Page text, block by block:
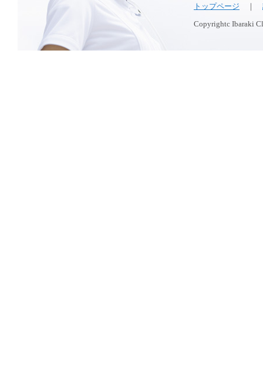
トップページ ｜
Copyrightc Ibaraki